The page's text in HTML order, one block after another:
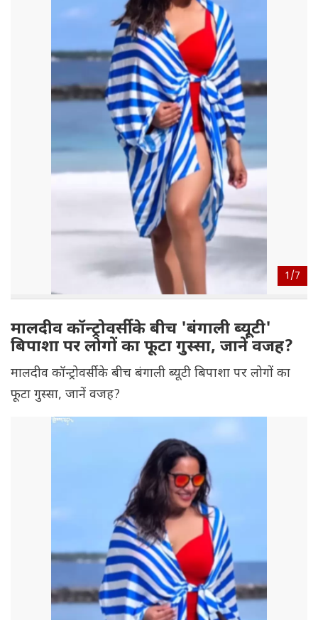
1/7
मालदीव कॉन्ट्रोवर्सी के बीच 'बंगाली ब्यूटी'
बिपाशा पर लोगों का फूटा गुस्सा, जानें वजह?
मालदीव कॉन्ट्रोवर्सी के बीच बंगाली ब्यूटी बिपाशा पर लोगों का
फूटा गुस्सा, जानें वजह?